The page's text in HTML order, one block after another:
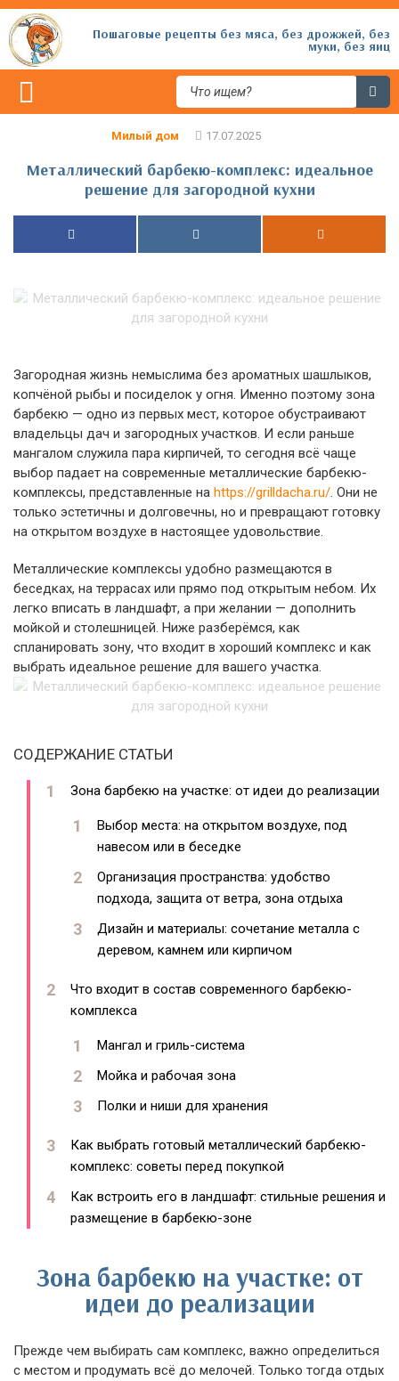
Пошаговые рецепты без мяса, без дрожжей, без
муки, без яиц
Милый дом
Металлический барбекю-комплекс: идеальное
решение для загородной кухни
Загородная жизнь немыслима без ароматных шашлыков,
копчёной рыбы и посиделок у огня. Именно поэтому зона
барбекю — одно из первых мест, которое обустраивают
владельцы дач и загородных участков. И если раньше
мангалом служила пара кирпичей, то сегодня всё чаще
выбор падает на современные металлические барбекю-
комплексы, представленные на https://grilldacha.ru/. Они не
только эстетичны и долговечны, но и превращают готовку
на открытом воздухе в настоящее удовольствие.
Металлические комплексы удобно размещаются в
беседках, на террасах или прямо под открытым небом. Их
легко вписать в ландшафт, а при желании — дополнить
мойкой и столешницей. Ниже разберёмся, как
спланировать зону, что входит в хороший комплекс и как
выбрать идеальное решение для вашего участка.
СОДЕРЖАНИЕ СТАТЬИ
Зона барбекю на участке: от идеи до реализации
Выбор места: на открытом воздухе, под
навесом или в беседке
Организация пространства: удобство
подхода, защита от ветра, зона отдыха
Дизайн и материалы: сочетание металла с
деревом, камнем или кирпичом
Что входит в состав современного барбекю-
комплекса
Мангал и гриль-система
Мойка и рабочая зона
Полки и ниши для хранения
Как выбрать готовый металлический барбекю-
комплекс: советы перед покупкой
Как встроить его в ландшафт: стильные решения и
размещение в барбекю-зоне
Зона барбекю на участке: от
идеи до реализации
Прежде чем выбирать сам комплекс, важно определиться
с местом и продумать всё до мелочей. Только тогда отдых